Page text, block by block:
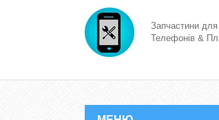
Запчастини
Телефонів &